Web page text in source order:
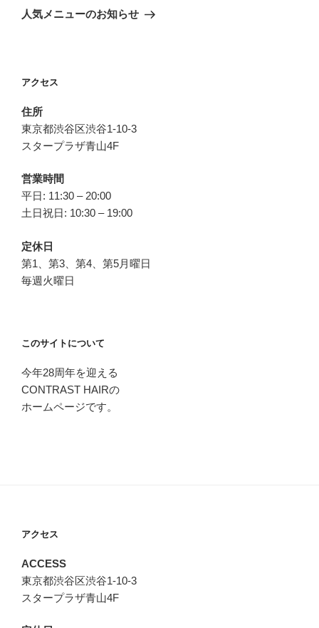
ゲ
ン
の
人気メニューのお知らせ
アクセス
住所
東京都渋谷区渋谷1-10-3
スタープラザ青山4F
営業時間
平日: 11:30 – 20:00
土日祝日: 10:30 – 19:00
定休日
第1、第3、第4、第5月曜日
毎週火曜日
このサイトについて
今年28周年を迎える
CONTRAST HAIRの
ホームページです。
アクセス
ACCESS
東京都渋谷区渋谷1-10-3
スタープラザ青山4F